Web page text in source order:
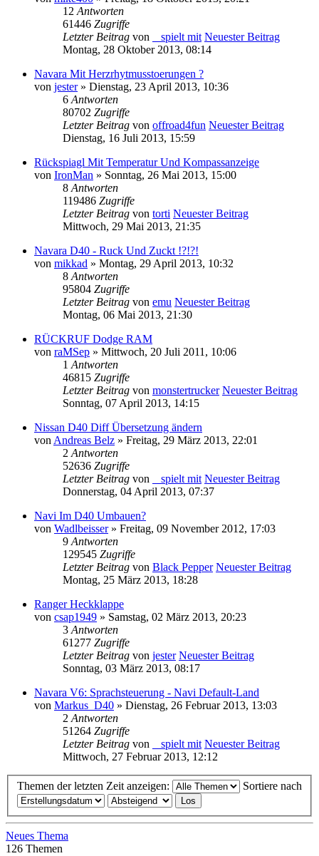
12 Antworten
61446 Zugriffe
Letzter Beitrag von _ spielt mit Neuester Beitrag
Montag, 28 Oktober 2013, 08:14
Navara Mit Herzrhytmusstoerungen ?
von jester» Dienstag, 23 April 2013, 10:36
6 Antworten
80702 Zugriffe
Letzter Beitrag von offroad4fun Neuester Beitrag
Dienstag, 16 Juli 2013, 15:59
Rückspiagl Mit Temperatur Und Kompassanzeige
von IronMan » Sonntag, 26 Mai 2013, 15:00
8 Antworten
119486 Zugriffe
Letzter Beitrag von torti Neuester Beitrag
Mittwoch, 29 Mai 2013, 21:35
Navara D40 - Ruck Und Zuckt !?!?!
von mikkad » Montag, 29 April 2013, 10:32
8 Antworten
95804 Zugriffe
Letzter Beitrag von emu Neuester Beitrag
Montag, 06 Mai 2013, 21:30
RÜCKRUF Dodge RAM
von raMSep » Mittwoch, 20 Juli 2011, 10:06
1 Antworten
46815 Zugriffe
Letzter Beitrag von monstertrucker Neuester Beitrag
Sonntag, 07 April 2013, 14:15
Nissan D40 Diff Übersetzung ändern
von Andreas Belz » Freitag, 29 März 2013, 22:01
2 Antworten
52636 Zugriffe
Letzter Beitrag von _ spielt mit Neuester Beitrag
Donnerstag, 04 April 2013, 07:37
Navi Im D40 Umbauen?
von Wadlbeisser» Freitag, 09 November 2012, 17:03
9 Antworten
129545 Zugriffe
Letzter Beitrag von Black Pepper Neuester Beitrag
Montag, 25 März 2013, 18:28
Ranger Heckklappe
von csap1949 » Samstag, 02 März 2013, 20:23
3 Antworten
61277 Zugriffe
Letzter Beitrag von jester Neuester Beitrag
Sonntag, 03 März 2013, 08:17
Navara V6: Sprachsteuerung - Navi Default-Land
von Markus_D40 » Dienstag, 26 Februar 2013, 13:03
2 Antworten
51264 Zugriffe
Letzter Beitrag von _ spielt mit Neuester Beitrag
Mittwoch, 27 Februar 2013, 12:12
Themen der letzten Zeit anzeigen: Sortiere nach
Neues Thema
126 Themen